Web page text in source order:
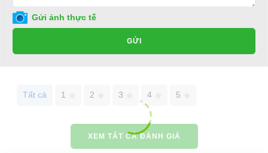
Gửi ảnh thực tế
GỬI
Tất cả 1 2 3 4 5
XEM TẤT CẢ ĐÁNH GIÁ